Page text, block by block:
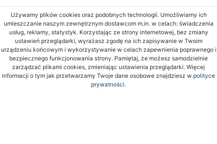
Używamy plików cookies oraz podobnych technologii. Umożliwiamy ich
umieszczanie naszym zewnętrznym dostawcom m.in. w celach: świadczenia
usług, reklamy, statystyk. Korzystając ze strony internetowej, bez zmiany
ustawień przeglądarki, wyrażasz zgodę na ich zapisywanie w Twoim
urządzeniu końcowym i wykorzystywanie w celach zapewnienia poprawnego i
bezpiecznego funkcjonowania strony. Pamiętaj, że możesz samodzielnie
zarządzać plikami cookies, zmieniając ustawienia przeglądarki. Więcej
informacji o tym jak przetwarzamy Twoje dane osobowe znajdziesz w polityce
prywatności.